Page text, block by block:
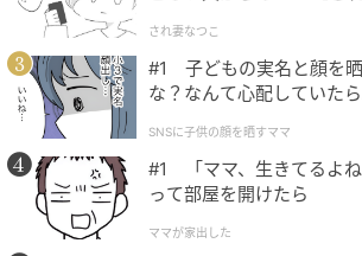
され妻なつこ
#1 子どもの実名と顔を
な？なんて心配していたら
SNSに子供の顔を晒すママ
#1 「ママ、生きてるよ
って部屋を開けたら
ママが家出した